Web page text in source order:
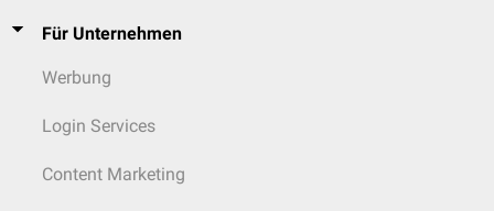
Für Unternehmen
Werbung
Login Services
Content Marketing